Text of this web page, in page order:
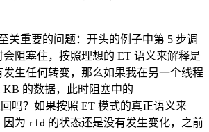
关重要的问题：开头的例子中第 5 步调
会阻塞住，按照理想的 ET 语义来解释是
发生任何转变，那么如果我在另一个线程
KB 的数据，此时阻塞中的
吗？如果按照 ET 模式的真正语义来
因为 rfd 的状态还是没有发生变化，之前